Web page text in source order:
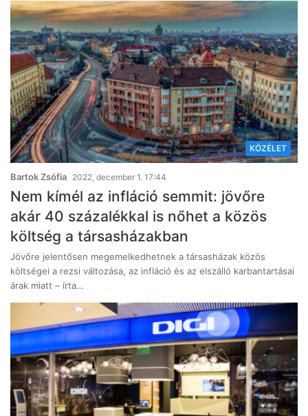
KÖZÉLET
Bartok Zsófia 2022, december 1. 17:44
Nem kímél az infláció semmit: jövőre
akár 40 százalékkal is nőhet a közös
költség a társasházakban
Jövőre jelentősen megemelkedhetnek a társasházak közös
költségei a rezsi változása, az infláció és az elszálló karbantartásai
árak miatt – írta…